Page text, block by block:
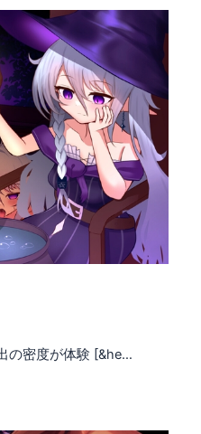
の密度が体験 [&he…